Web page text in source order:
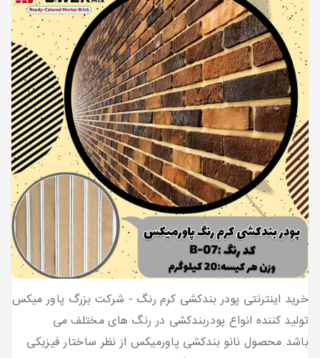
خرید اینترنتی پودر بندکشی کرم رنگ - شرکت بزرگ پاور میکس
تولید کننده انواع پودربندکشی در رنگ های مختلف می
باشد.محصول نانو بندکشی پاورمیکس از نظر ساختار فیزیکی